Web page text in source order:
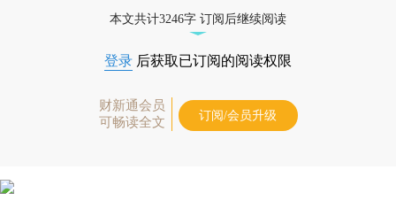
本文共计3246字 订阅后继续阅读
登录 后获取已订阅的阅读权限
财新通会员
可畅读全文
订阅/会员升级